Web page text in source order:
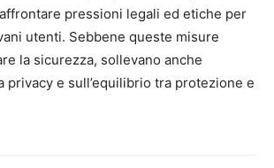
pressioni legali ed etiche per
utenti. Sebbene queste misure
la sicurezza, sollevano anche
privacy e sull’equilibrio tra protezione e